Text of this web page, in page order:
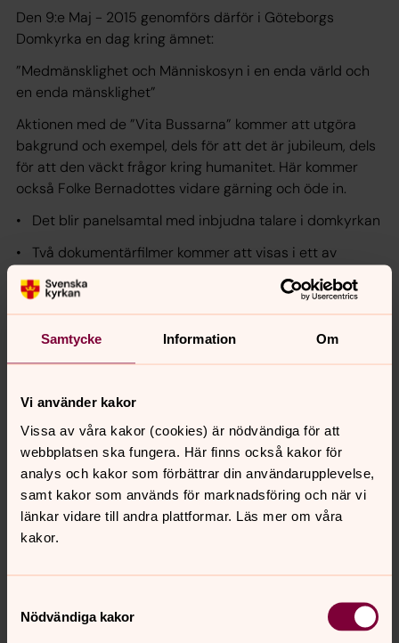
Samtycke Information Om
Vi använder kakor
Vissa av våra kakor (cookies) är nödvändiga för att
webbplatsen ska fungera. Här finns också kakor för
analys och kakor som förbättrar din användarupplevelse,
samt kakor som används för marknadsföring och när vi
länkar vidare till andra plattformar. Läs mer om våra
kakor.
Nödvändiga kakor
Den 9:e Maj - 2015 genomförs därför i Göteborgs
Domkyrka en dag kring ämnet:
”Medmänsklighet och Människosyn i en enda värld och
en enda mänsklighet”
Aktionen med de ”Vita Bussarna” kommer att utgöra
bakgrund och exempel, dels för att det är jubileum, dels
för att den väckt frågor kring humanitet. Här kommer
också Folke Bernadottes vidare gärning och öde in.
• Det blir panelsamtal med inbjudna talare i domkyrkan
• Två dokumentärfilmer kommer att visas i ett av
• Någon av dem som medverkade i aktionen kommer
• Fotoutställning
Bakom arrangemanget står Svenska kyrkan. Domkyrkan,
Göteborgs stift, Kyrkokansliet.
Röda Korset, Judiska Centralrådet, Judiska församlingen
Göteborg,Volvomuseet Innerstaden i Göteborg,
Segerstedtstiftelsen, Jonsereds Herrgård, Göteborgs
universitet.
Stenastiftelsen i Göteborg , Folke Bernadotte stiftelsen,
Göteborg.